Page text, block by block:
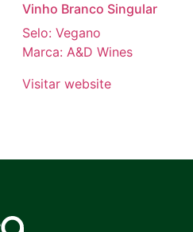
Vinho Branco Singular
Selo: Vegano
Marca: A&D Wines
Visitar website